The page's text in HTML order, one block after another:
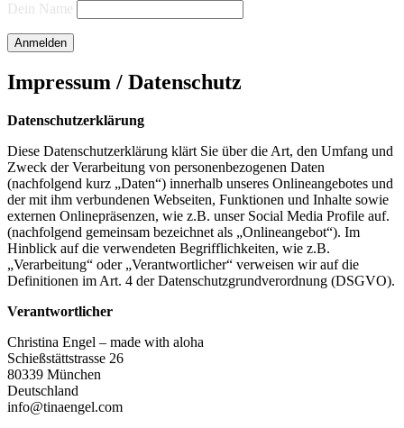
Dein Name
Impressum / Datenschutz
Datenschutzerklärung
Diese Datenschutzerklärung klärt Sie über die Art, den Umfang und
Zweck der Verarbeitung von personenbezogenen Daten
(nachfolgend kurz „Daten“) innerhalb unseres Onlineangebotes und
der mit ihm verbundenen Webseiten, Funktionen und Inhalte sowie
externen Onlinepräsenzen, wie z.B. unser Social Media Profile auf.
(nachfolgend gemeinsam bezeichnet als „Onlineangebot“). Im
Hinblick auf die verwendeten Begrifflichkeiten, wie z.B.
„Verarbeitung“ oder „Verantwortlicher“ verweisen wir auf die
Definitionen im Art. 4 der Datenschutzgrundverordnung (DSGVO).
Verantwortlicher
Christina Engel – made with aloha
Schießstättstrasse 26
80339 München
Deutschland
info@tinaengel.com